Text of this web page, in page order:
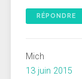
RÉPONDRE
Mich
13 juin 2015